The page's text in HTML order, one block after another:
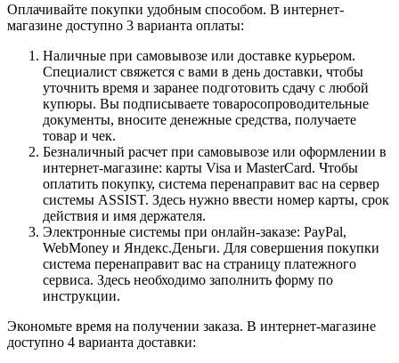
Оплачивайте покупки удобным способом. В интернет-
магазине доступно 3 варианта оплаты:
Наличные при самовывозе или доставке курьером.
Специалист свяжется с вами в день доставки, чтобы
уточнить время и заранее подготовить сдачу с любой
купюры. Вы подписываете товаросопроводительные
документы, вносите денежные средства, получаете
товар и чек.
Безналичный расчет при самовывозе или оформлении в
интернет-магазине: карты Visa и MasterCard. Чтобы
оплатить покупку, система перенаправит вас на сервер
системы ASSIST. Здесь нужно ввести номер карты, срок
действия и имя держателя.
Электронные системы при онлайн-заказе: PayPal,
WebMoney и Яндекс.Деньги. Для совершения покупки
система перенаправит вас на страницу платежного
сервиса. Здесь необходимо заполнить форму по
инструкции.
Экономьте время на получении заказа. В интернет-магазине
доступно 4 варианта доставки: